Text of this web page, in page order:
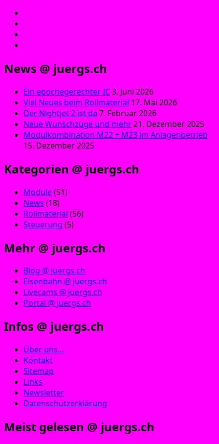
News @ juergs.ch
Ein epochegerechter IC3. Juni 2026
Viel Neues beim Rollmaterial 17. Mai 2026
Der Nightjet 2 ist da 7. Februar 2026
Neue Wunschzüge und mehr21. Dezember 2025
Modulkombination M22 + M23 im Anlagenbetrieb
15. Dezember 2025
Kategorien @ juergs.ch
Module(51)
News (18)
Rollmaterial (56)
Steuerung (5)
Mehr @ juergs.ch
Blog @ juergs.ch
Eisenbahn @ juergs.ch
Livecams @ juergs.ch
Portal @ juergs.ch
Infos @ juergs.ch
Über uns…
Kontakt
Sitemap
Links
Newsletter
Datenschutzerklärung
Meist gelesen @ juergs.ch